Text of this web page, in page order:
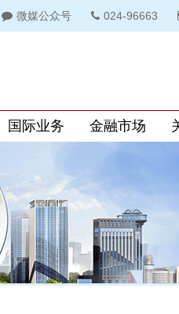
微媒公众号 024-96663
国际业务 金融市场